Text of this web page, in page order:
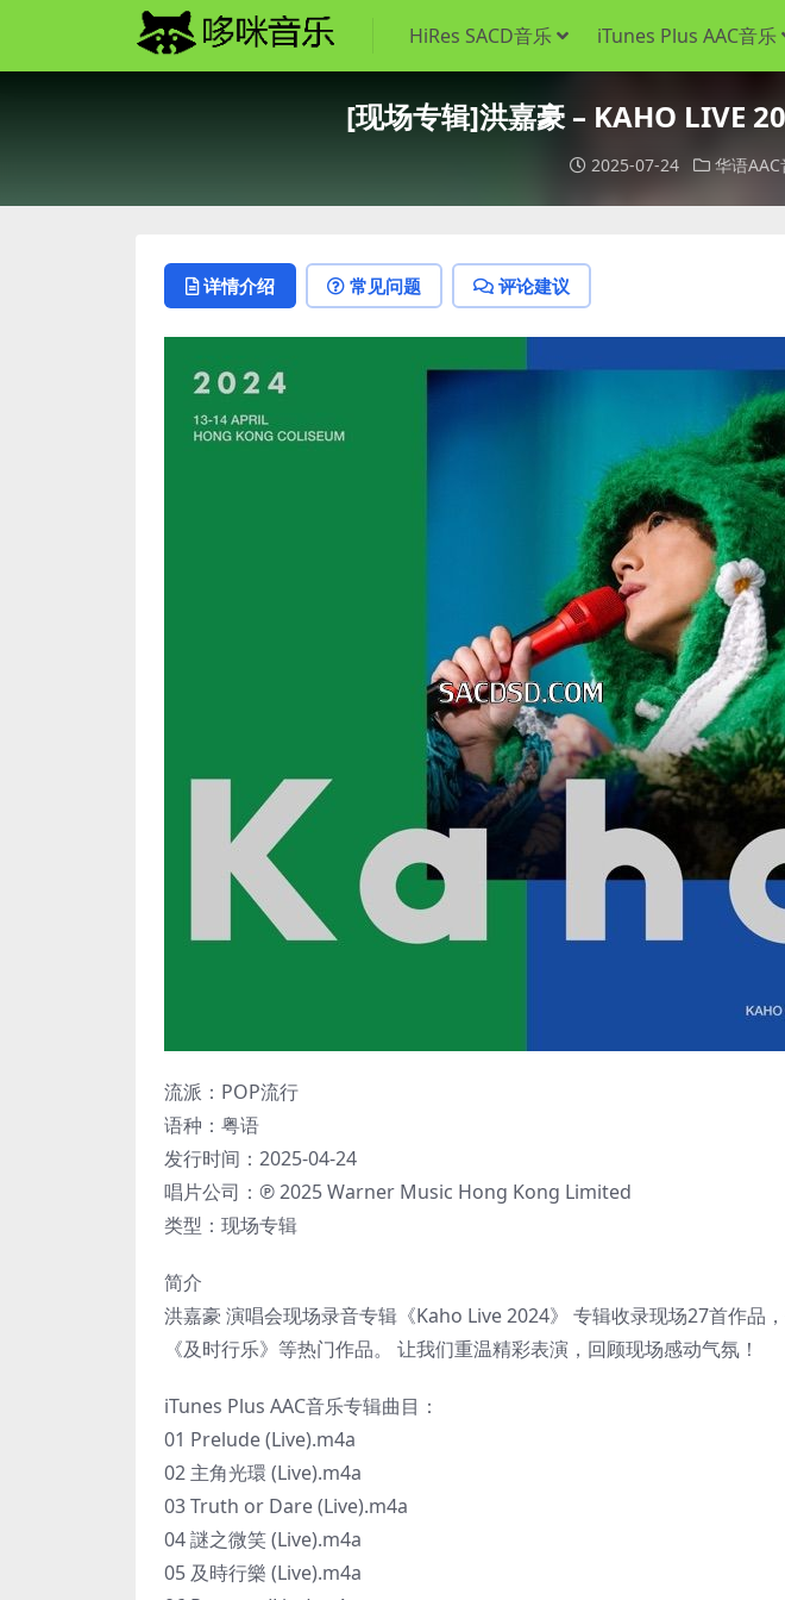
HiRes SACD音乐 iTunes Plus AAC音乐
[现场专辑]洪嘉豪 – KAHO LIVE
2025-07-24 华语AAC
详情介绍 常见问题 评论建议
流派：POP流行
语种：粤语
发行时间：2025-04-24
唱片公司：℗ 2025 Warner Music Hong Kong Limited
类型：现场专辑
简介
洪嘉豪 演唱会现场录音专辑《Kaho Live 2024》 专辑收录现场27首作品
《及时行乐》等热门作品。 让我们重温精彩表演，回顾现场感动气氛！
iTunes Plus AAC音乐专辑曲目：
01 Prelude (Live).m4a
02 主角光環 (Live).m4a
03 Truth or Dare (Live).m4a
04 謎之微笑 (Live).m4a
05 及時行樂 (Live).m4a